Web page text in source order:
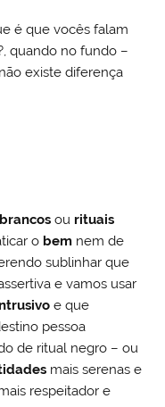
é que vocês falam
quando no fundo –
existe diferença
ou rituais
o bem nem de
sublinhar que
e vamos usar
e que
pessoa
de ritual negro – ou
mais serenas e
respeitador e